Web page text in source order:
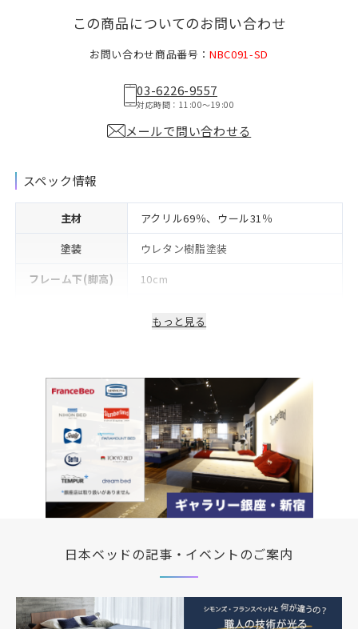
この商品についてのお問い合わせ
お問い合わせ商品番号：NBC091-SD
03-6226-9557
対応時間：11:00〜19:00
メールで問い合わせる
スペック情報
主材
アクリル69％、ウール31％
塗装
ウレタン樹脂塗装
フレーム下(脚高)
10cm
もっと見る
日本ベッドの記事・イベントのご案内